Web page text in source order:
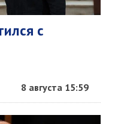
с
8 августа 15:59